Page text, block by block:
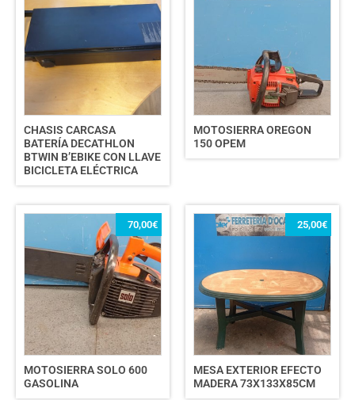
CHASIS CARCASA
BATERÍA DECATHLON
BTWIN B’EBIKE CON LLAVE
BICICLETA ELÉCTRICA
MOTOSIERRA OREGON
150 OPEM
MOTOSIERRA SOLO 600
GASOLINA
70,00€
MESA EXTERIOR EFECTO
MADERA 73X133X85CM
25,00€